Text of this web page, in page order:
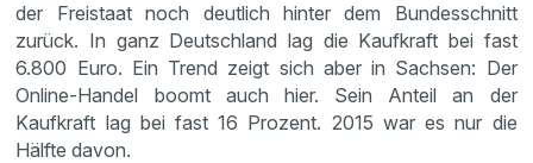
der Freistaat noch deutlich hinter dem Bundesschnitt
zurück. In ganz Deutschland lag die Kaufkraft bei fast
6.800 Euro. Ein Trend zeigt sich aber in Sachsen: Der
Online-Handel boomt auch hier. Sein Anteil an der
Kaufkraft lag bei fast 16 Prozent. 2015 war es nur die
Hälfte davon.